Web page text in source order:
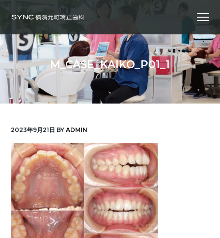
i
p
t
o
i
p
t
o
i
p
t
o
SYNC横浜元町矯正歯科
横
浜
の
矯
正
歯
科
専
門
土
日
横
浜
な
と
み
ら
い
線
「元
町
中
華
街
駅」
徒
歩
1
分
M_CASE_KAIKO_P01_1
2023年9月21日 BYADMIN